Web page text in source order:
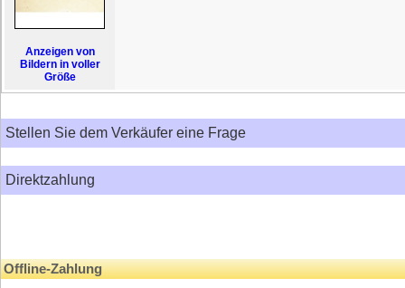
Anzeigen von
Bildern in voller
Größe
Stellen Sie dem Verkäufer eine Frage
Direktzahlung
Offline-Zahlung